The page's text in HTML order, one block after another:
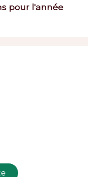
pour l'année